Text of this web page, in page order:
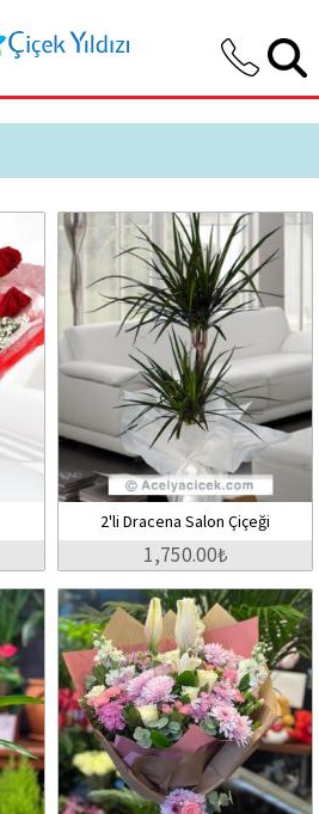
2'li Dracena Salon Çiçeği
1,750.00₺